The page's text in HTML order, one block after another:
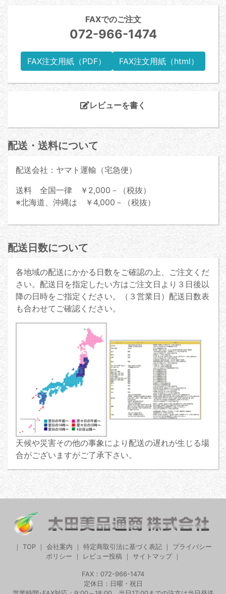
FAXでのご注文
072-966-1474
FAX注文用紙（PDF） FAX注文用紙（html）
レビューを書く
配送・送料について
配送会社：ヤマト運輸（宅急便）
送料 全国一律 ￥2,000－（税抜）
※北海道、沖縄は ￥4,000－（税抜）
配送日数について
各地域の配送にかかる日数をご確認の上、ご注文くだ
さい。配送日を指定したい方はご注文日より３日後以
降の日時をご指定ください。（３営業日）配送日数表
も合わせてご確認ください。
天候や災害その他の事象により配送の遅れが生じる場
合がございますがご了承下さい。
TOP 会社案内 特定商取引法に基づく表記
プライバシー
ポリシー
レビュー投稿｜ サイトマップ｜
FAX：072-966-1474
定休日：日曜・祝日